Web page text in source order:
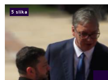
5 slika